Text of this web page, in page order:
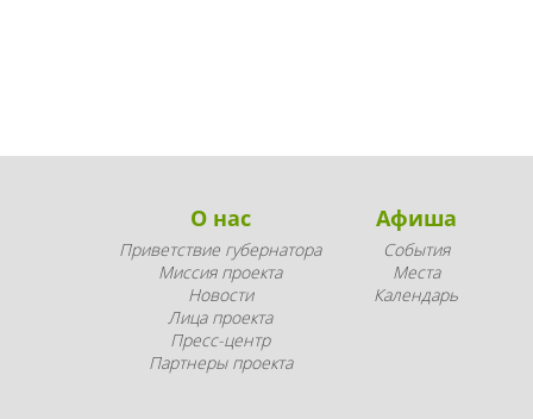
О нас
Приветствие губернатора
Миссия проекта
Новости
Лица проекта
Пресс-центр
Партнеры проекта
Афиша
События
Места
Календарь